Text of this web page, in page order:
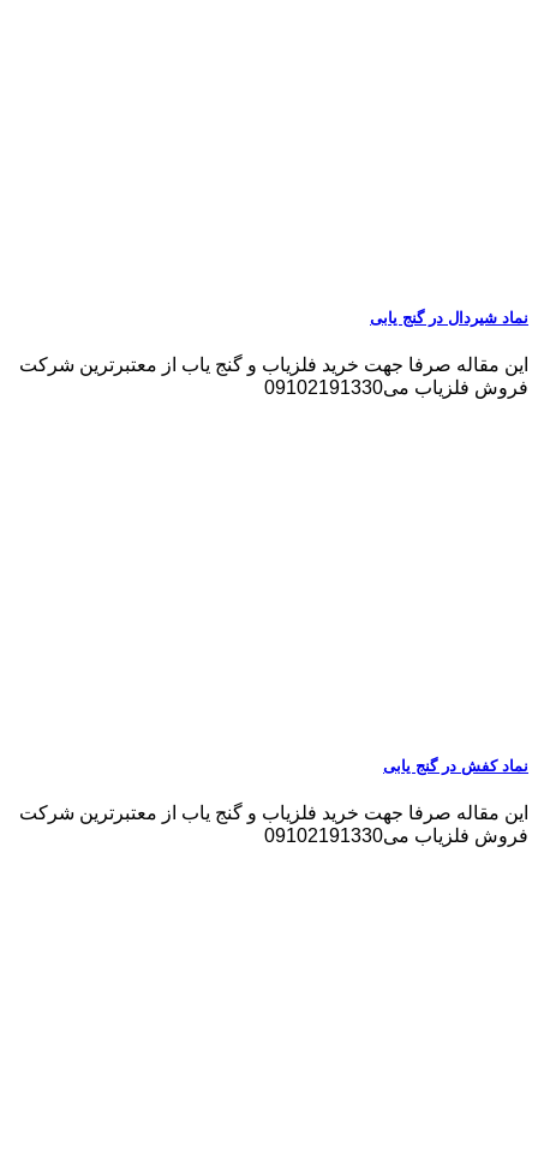
نماد شیردال در گنج یابی
این مقاله صرفا جهت خرید فلزیاب و گنج یاب از معتبرترین شرکت
فروش فلزیاب می09102191330
نماد کفش در گنج یابی
این مقاله صرفا جهت خرید فلزیاب و گنج یاب از معتبرترین شرکت
فروش فلزیاب می09102191330